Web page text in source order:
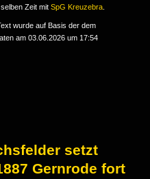
Zeit mitSpG Kreuzebra
wurde auf Basis der dem
am 03.06.2026 um 17:54
setzt
Gernrode fort